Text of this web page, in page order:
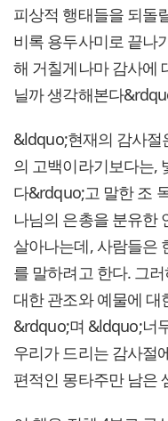
피상적 행태들을 되돌
비록 용두사미로 끝나
해 거칠게나마 감사에
닐까 생각해본다
&ldquo;현재의 감사절
의 고백이라기보다는,
다&rdquo;고 말한 조
나님의 은총을 분유한
살아나는데, 사람들은
를 말하려고 한다. 그
대한 관조와 예물에
&rdquo;며 &ldquo;너
우리가 드리는 감사절
편적인 몽타주만 남은